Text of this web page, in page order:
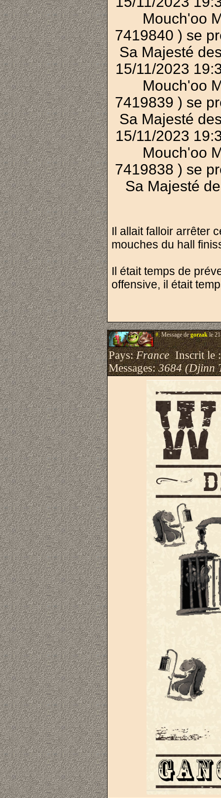
Mouch'oo
7419840 ) se
Sa Majesté
15/11/2023
Mouch'oo
7419839 ) se
Sa Majesté
15/11/2023
Mouch'oo
7419838 ) se
Sa Majesté
Il allait falloir arrêter
mouches du hall
Il était temps de
offensive, il était
#.Message degorzakle
Pays:FranceInscrit le
Messages:3684 (Djinn